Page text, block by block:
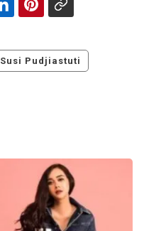
Susi Pudjiastuti